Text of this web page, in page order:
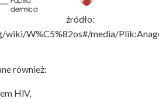
źródło:
W%C5%82os#/media/
również:
HlV,